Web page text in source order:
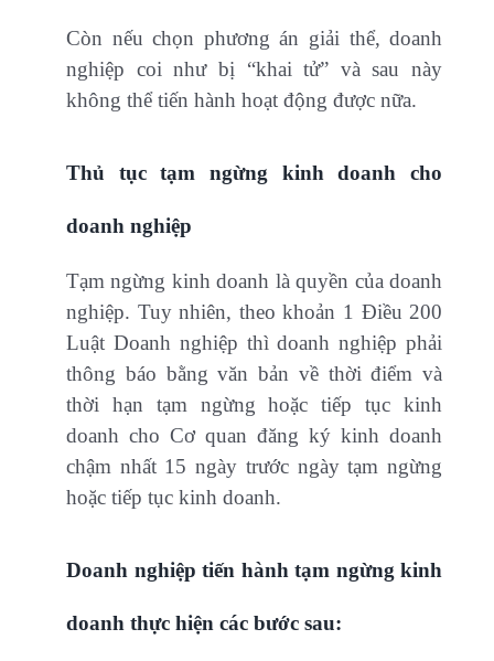
Còn nếu chọn phương án giải thể, doanh
nghiệp coi như bị “khai tử” và sau này
không thể tiến hành hoạt động được nữa.
Thủ tục tạm ngừng kinh doanh cho
doanh nghiệp
Tạm ngừng kinh doanh là quyền của doanh
nghiệp. Tuy nhiên, theo khoản 1 Điều 200
Luật Doanh nghiệp thì doanh nghiệp phải
thông báo bằng văn bản về thời điểm và
thời hạn tạm ngừng hoặc tiếp tục kinh
doanh cho Cơ quan đăng ký kinh doanh
chậm nhất 15 ngày trước ngày tạm ngừng
hoặc tiếp tục kinh doanh.
Doanh nghiệp tiến hành tạm ngừng kinh
doanh thực hiện các bước sau: